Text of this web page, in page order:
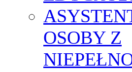
OSOBY Z